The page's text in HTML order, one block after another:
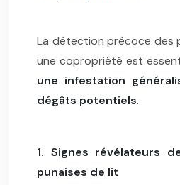
La détection précoce des
une copropriété est
une infestation
dégâts potentiels.
1. Signes révélateurs
punaises de lit